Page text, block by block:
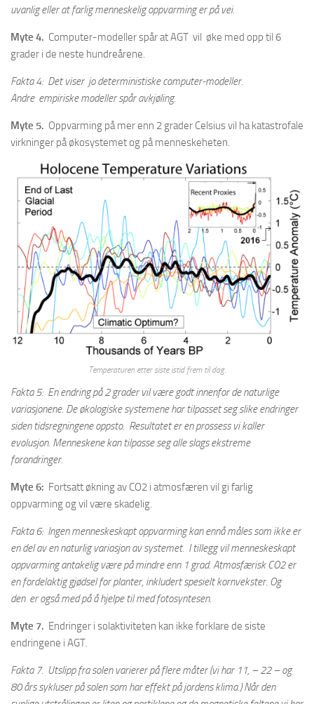
uvanlig eller at farlig menneskelig oppvarming er på vei.
Myte 4. Computer-modeller spår at AGT vil øke med opp til 6
grader i de neste hundreårene.
Fakta 4: Det viser jo deterministiske computer-modeller.
Andre empiriske modeller spår avkjøling.
Myte 5. Oppvarming på mer enn 2 grader Celsius vil ha katastrofale
virkninger på økosystemet og på menneskeheten.
Temperaturen etter siste istid frem til dag.
Fakta 5: En endring på 2 grader vil være godt innenfor de naturlige
variasjonene. De økologiske systemene har tilpasset seg slike endringer
siden tidsregningene oppsto. Resultatet er en prossess vi kaller
evolusjon. Menneskene kan tilpasse seg alle slags ekstreme
forandringer.
Myte 6: Fortsatt økning av CO2 i atmosfæren vil gi farlig
oppvarming og vil være skadelig.
Fakta 6: Ingen menneskeskapt oppvarming kan ennå måles som ikke er
en del av en naturlig variasjon av systemet. I tillegg vil menneskeskapt
oppvarming antakelig være på mindre enn 1 grad. Atmosfærisk CO2 er
en fordelaktig gjødsel for planter, inkludert spesielt kornvekster. Og
den er også med på å hjelpe til med fotosyntesen.
Myte 7. Endringer i solaktiviteten kan ikke forklare de siste
endringene i AGT.
Fakta 7. Utslipp fra solen varierer på flere måter (vi har 11, – 22 – og
80 års sykluser på solen som har effekt på jordens klima.) Når den